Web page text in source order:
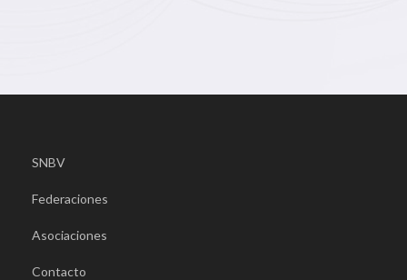
SNBV
Federaciones
Asociaciones
Contacto